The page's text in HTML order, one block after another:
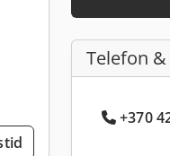
Telefon &
+370